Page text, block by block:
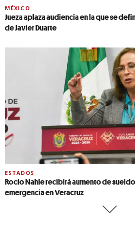
MÉXICO
Jueza aplaza audiencia en la que se
de Javier Duarte
ESTADOS
Rocío Nahle recibirá aumento de
emergencia en Veracruz